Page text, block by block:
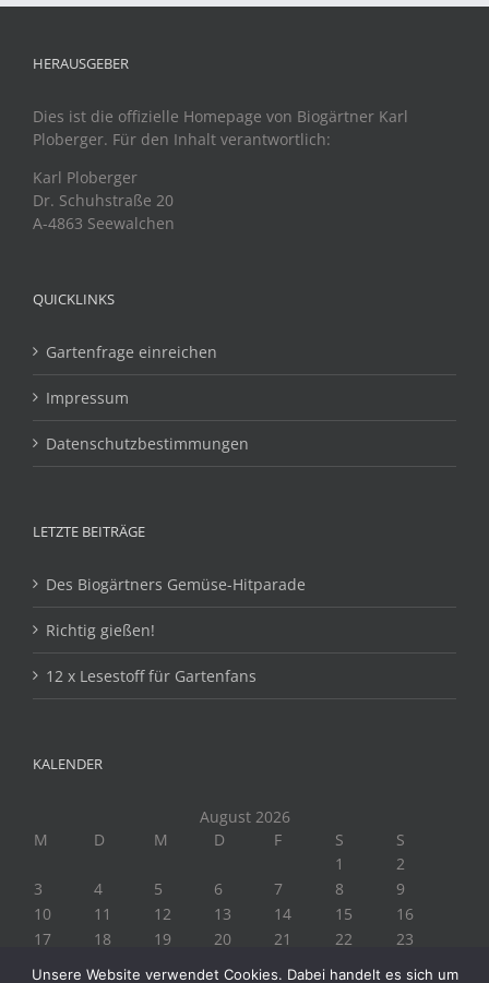
HERAUSGEBER
Dies ist die offizielle Homepage von Biogärtner Karl
Ploberger. Für den Inhalt verantwortlich:
Karl Ploberger
Dr. Schuhstraße 20
A-4863 Seewalchen
QUICKLINKS
Gartenfrage einreichen
Impressum
Datenschutzbestimmungen
LETZTE BEITRÄGE
Des Biogärtners Gemüse-Hitparade
Richtig gießen!
12 x Lesestoff für Gartenfans
KALENDER
August 2026
M
D M D F S
S
1
2
3
4 5 6 7 8
9
10
11 12 13 14 15
16
17
18 19 20 21 22
23
Unsere Website verwendet Cookies. Dabei handelt es sich um